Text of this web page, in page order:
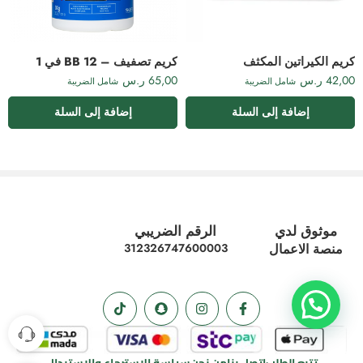
كريم الكيراتين المكثف
42,00 ر.س شامل الضريبة
إضافة إلى السلة
كريم تصفيف – BB 12 في 1
65,00 ر.س شامل الضريبة
إضافة إلى السلة
موثوق لدي
منصة الاعمال
الرقم الضريبي
312326747600003